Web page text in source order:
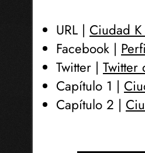
URL | Ciudad
Facebook |
Twitter | Twitter
Capítulo 1 |
Capítulo 2 |